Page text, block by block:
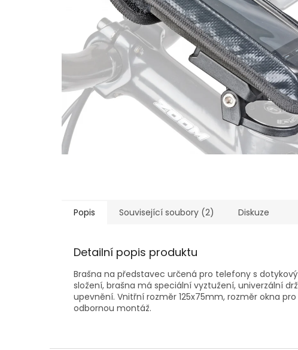
Popis Související soubory (2) Diskuze
Detailní popis produktu
Brašna na představec určená pro telefony s
složení, brašna má speciální vyztužení, univerzální
upevnění. Vnitřní rozměr 125x75mm, rozměr okna
odbornou montáž.